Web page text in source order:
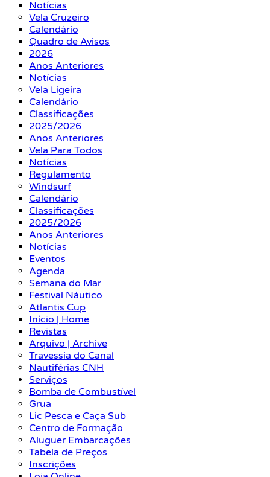
Notícias
Vela Cruzeiro
Calendário
Quadro de Avisos
2026
Anos Anteriores
Notícias
Vela Ligeira
Calendário
Classificações
2025/2026
Anos Anteriores
Vela Para Todos
Notícias
Regulamento
Windsurf
Calendário
Classificações
2025/2026
Anos Anteriores
Notícias
Eventos
Agenda
Semana do Mar
Festival Náutico
Atlantis Cup
Início | Home
Revistas
Arquivo | Archive
Travessia do Canal
Nautiférias CNH
Serviços
Bomba de Combustível
Grua
Lic Pesca e Caça Sub
Centro de Formação
Aluguer Embarcações
Tabela de Preços
Inscrições